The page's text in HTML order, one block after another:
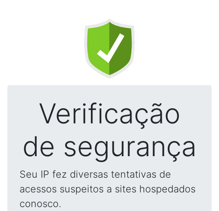
Verificação
de segurança
Seu IP fez diversas tentativas de
acessos suspeitos a sites hospedados
conosco.